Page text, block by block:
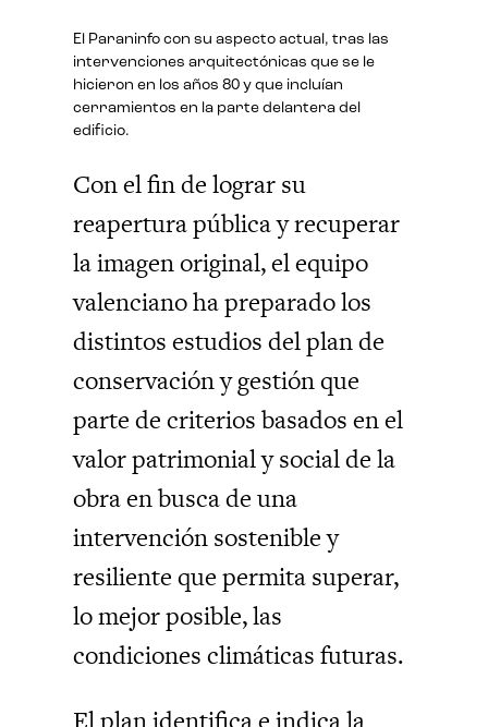
El Paraninfo con su aspecto actual, tras las
intervenciones arquitectónicas que se le
hicieron en los años 80 y que incluían
cerramientos en la parte delantera del
edificio.
Con el fin de lograr su
reapertura pública y recuperar
la imagen original, el equipo
valenciano ha preparado los
distintos estudios del plan de
conservación y gestión que
parte de criterios basados en el
valor patrimonial y social de la
obra en busca de una
intervención sostenible y
resiliente que permita superar,
lo mejor posible, las
condiciones climáticas futuras.